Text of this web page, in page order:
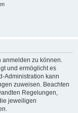
zu können.
und ermöglicht es
Administration kann
zuweisen. Beachten
Regelungen,
jeweiligen